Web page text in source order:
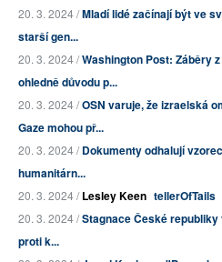
20. 3. 2024 /Mladí lidé začínají být ve
starší gen...
20. 3. 2024 /Washington Post: Záběry
ohledně důvodu p...
20. 3. 2024 /OSN varuje, že izraelská
Gaze mohou př...
20. 3. 2024 /Dokumenty odhalují
humanitárn...
20. 3. 2024 /Lesley Keen tellerOfTails
20. 3. 2024 /Stagnace České
proti k...